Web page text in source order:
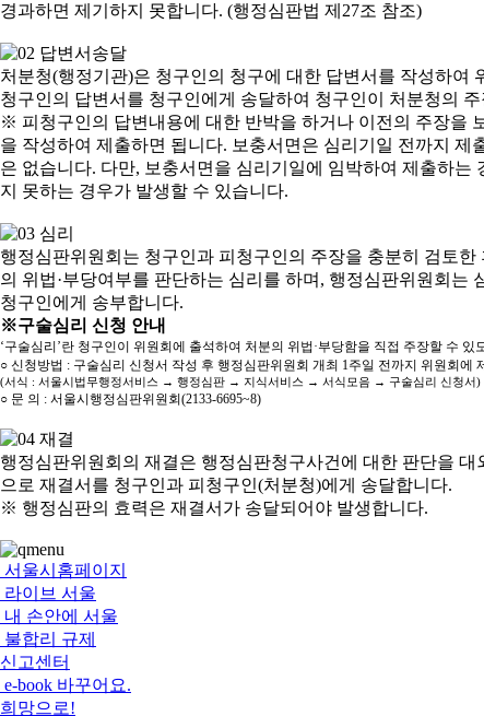
경과하면 제기하지 못합니다. (행정심판법 제27조 참조)
처분청(행정기관)은 청구인의 청구에 대한 답변서를 작성하여
청구인의 답변서를 청구인에게 송달하여 청구인이 처분청의
※ 피청구인의 답변내용에 대한 반박을 하거나 이전의 주장을
을 작성하여 제출하면 됩니다. 보충서면은 심리기일 전까지 제
은 없습니다. 다만, 보충서면을 심리기일에 임박하여 제출하는
지 못하는 경우가 발생할 수 있습니다.
행정심판위원회는 청구인과 피청구인의 주장을 충분히 검토
의 위법·부당여부를 판단하는 심리를 하며, 행정심판위원회는
청구인에게 송부합니다.
※구술심리 신청 안내
‘구술심리’란 청구인이 위원회에 출석하여 처분의 위법·부당함을 직접 주장할 수 있
○ 신청방법 : 구술심리 신청서 작성 후 행정심판위원회 개최 1주일 전까지 위원회에
(서식 : 서울시법무행정서비스 → 행정심판 → 지식서비스 → 서식모음 → 구술심리 신청서)
○ 문 의 : 서울시행정심판위원회(2133-6695~8)
행정심판위원회의 재결은 행정심판청구사건에 대한 판단을
으로 재결서를 청구인과 피청구인(처분청)에게 송달합니다.
※ 행정심판의 효력은 재결서가 송달되어야 발생합니다.
서울시홈페이지
라이브 서울
내 손안에 서울
불합리 규제
신고센터
e-book 바꾸어요.
희망으로!